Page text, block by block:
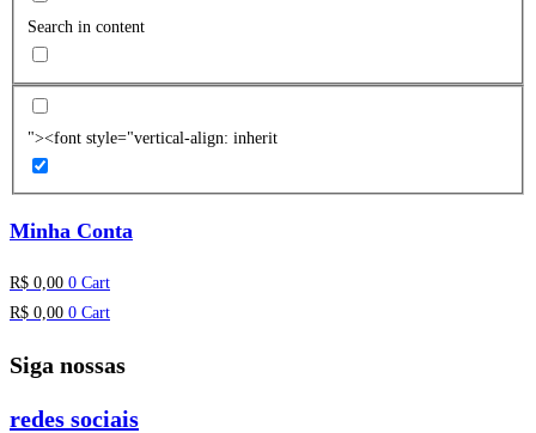
Search in content
"><font style="vertical-align: inherit
Minha Conta
R$ 0,00 0 Cart
R$ 0,00 0 Cart
Siga nossas
redes sociais